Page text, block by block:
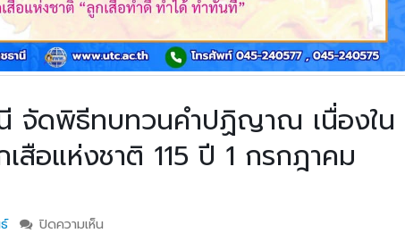
จัดพิธีทบทวนคำปฏิญาณ เนื่องใน
สือแห่งชาติ 115 ปี 1 กรกฎาคม
ปิดความเห็น